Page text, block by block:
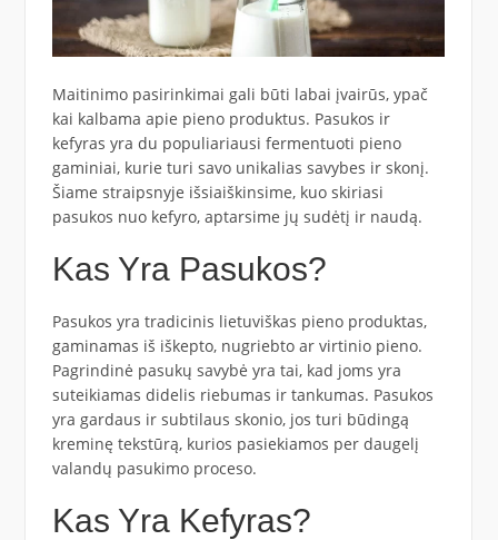
Maitinimo pasirinkimai gali būti labai įvairūs, ypač
kai kalbama apie pieno produktus. Pasukos ir
kefyras yra du populiariausi fermentuoti pieno
gaminiai, kurie turi savo unikalias savybes ir skonį.
Šiame straipsnyje išsiaiškinsime, kuo skiriasi
pasukos nuo kefyro, aptarsime jų sudėtį ir naudą.
Kas Yra Pasukos?
Pasukos yra tradicinis lietuviškas pieno produktas,
gaminamas iš iškepto, nugriebto ar virtinio pieno.
Pagrindinė pasukų savybė yra tai, kad joms yra
suteikiamas didelis riebumas ir tankumas. Pasukos
yra gardaus ir subtilaus skonio, jos turi būdingą
kreminę tekstūrą, kurios pasiekiamos per daugelį
valandų pasukimo proceso.
Kas Yra Kefyras?